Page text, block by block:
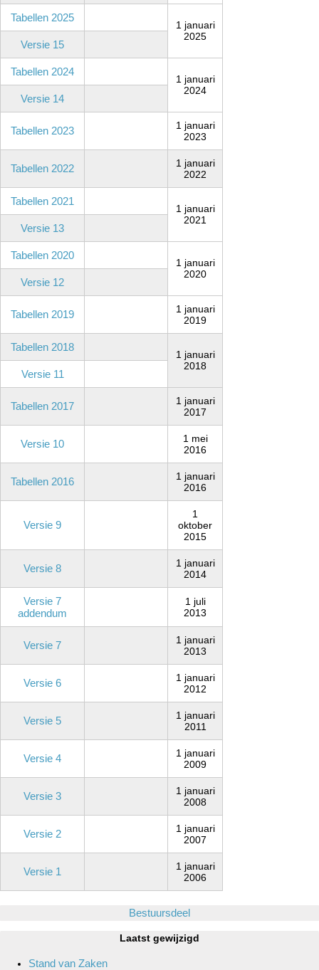
Tabellen 2025
1 januari
2025
Versie 15
Tabellen 2024
1 januari
2024
Versie 14
Tabellen 2023
1 januari
2023
Tabellen 2022
1 januari
2022
Tabellen 2021
1 januari
2021
Versie 13
Tabellen 2020
1 januari
2020
Versie 12
Tabellen 2019
1 januari
2019
Tabellen 2018
1 januari
2018
Versie 11
Tabellen 2017
1 januari
2017
Versie 10
1 mei
2016
Tabellen 2016
1 januari
2016
Versie 9
1
oktober
2015
Versie 8
1 januari
2014
Versie 7
addendum
1 juli
2013
Versie 7
1 januari
2013
Versie 6
1 januari
2012
Versie 5
1 januari
2011
Versie 4
1 januari
2009
Versie 3
1 januari
2008
Versie 2
1 januari
2007
Versie 1
1 januari
2006
Bestuursdeel
Laatst gewijzigd
Stand van Zaken